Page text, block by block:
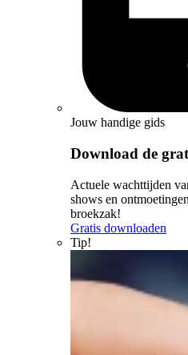
Jouw handige gids
Download de
Actuele wachttijden
shows en
broekzak!
Gratis downloaden
Tip!